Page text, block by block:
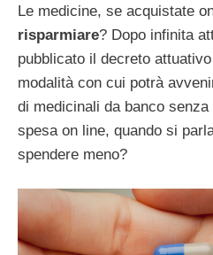
Le medicine, se acquistate
risparmiare? Dopo infinita
pubblicato il decreto
modalità con cui potrà
di medicinali da banco
spesa on line, quando si
spendere meno?